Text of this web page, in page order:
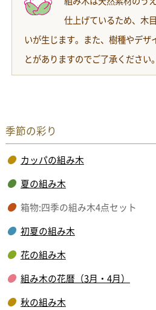
仕上げているため、木
いが生じます。また、樹種やデザ
とがありますのでご了承ください。
季節の彩り
カッパの組み木
夏の組み木
箱物:四季の組み木4点セット
初夏の組み木
花の組み木
組み木の花暦（3月・4月）
秋の組み木